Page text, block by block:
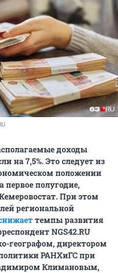
доходы
на 7,5%. Это следует из
положении
первое полугодие,
При этом
региональной
темпы развития
NGS42.RU
географом, директором
РАНХиГС при
Климановым,